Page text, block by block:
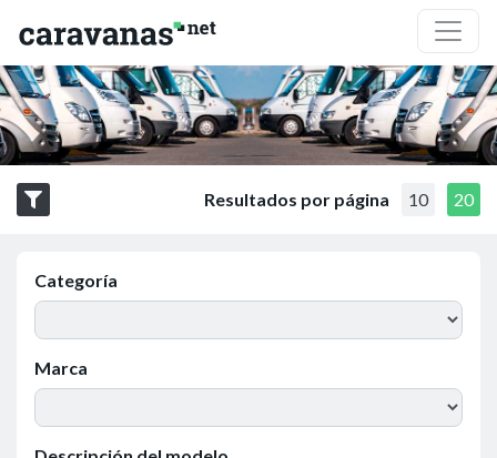
Resultados por página 10 20
Categoría
Marca